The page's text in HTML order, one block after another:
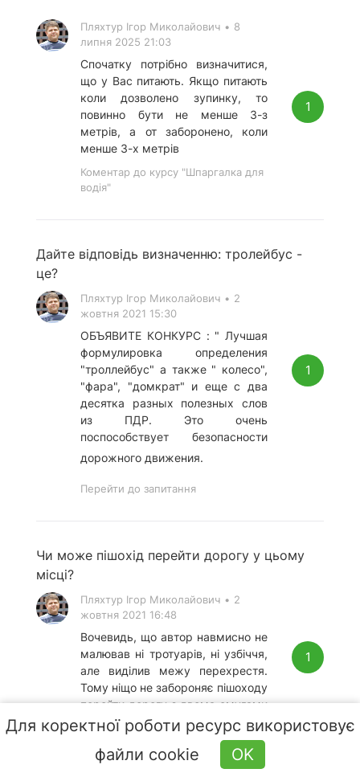
Пляхтур Ігор Миколайович • 8
липня 2025 21:03
Спочатку потрібно визначитися,
що у Вас питають. Якщо питають
коли дозволено зупинку, то
повинно бути не менше 3-з
метрів, а от заборонено, коли
менше 3-х метрів
Коментар до курсу "Шпаргалка для
водія"
1
Дайте відповідь визначенню: тролейбус -
це?
Пляхтур Ігор Миколайович • 2
жовтня 2021 15:30
ОБЪЯВИТЕ КОНКУРС : " Лучшая
формулировка определения
"троллейбус" а также " колесо",
"фара", "домкрат" и еще с два
десятка разных полезных слов
из ПДР. Это очень
поспособствует безопасности
дорожного движения.
Перейти до запитання
1
Чи може пішохід перейти дорогу у цьому
місці?
Пляхтур Ігор Миколайович • 2
жовтня 2021 16:48
Вочевидь, що автор навмисно не
малював ні тротуарів, ні узбіччя,
але виділив межу перехрестя.
Тому ніщо не забороняє пішоходу
перейти дорогу з двома смугами
для руху під прямим кутом за
межами перехрестя.
Перейти до запитання
1
Для коректної роботи ресурс використовує
файли cookie
OK